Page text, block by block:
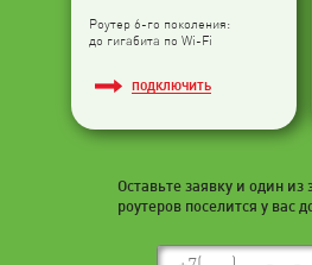
Роутер 6-го поколения:
до гигабита по Wi-Fi
ПОДКЛЮЧИТЬ
Оставьте заявку и один из
роутеров поселится у вас